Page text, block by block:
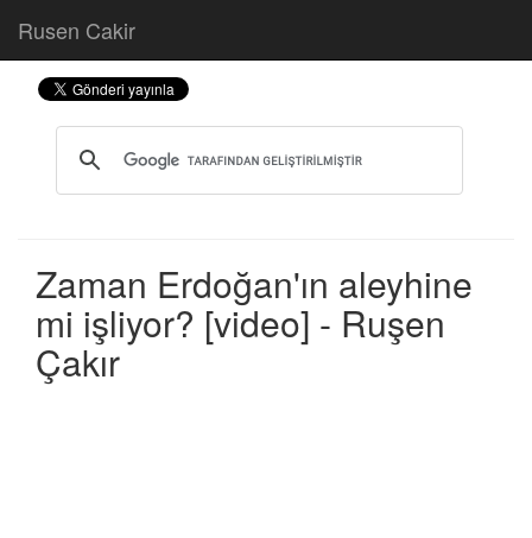
Rusen Cakir
Zaman Erdoğan'ın aleyhine
mi işliyor? [video] - Ruşen
Çakır